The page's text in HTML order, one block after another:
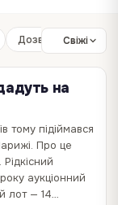
ДозвілляСвіжі
на
тому підіймався
Про це
аукціонний
лот — 14…
під час гучного
цілісність і
жінок-
планує
науковиць,